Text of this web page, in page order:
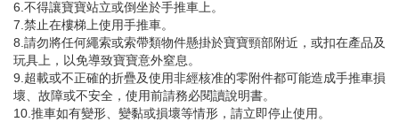
6.不得讓寶寶站立或倒坐於手推車上。
7.禁止在樓梯上使用手推車。
8.請勿將任何繩索或索帶類物件懸掛於寶寶頸部附近，或扣在產品及
玩具上，以免導致寶寶意外窒息。
9.超載或不正確的折疊及使用非經核准的零附件都可能造成手推車損
壞、故障或不安全，使用前請務必閱讀說明書。
10.推車如有變形、變黏或損壞等情形，請立即停止使用。